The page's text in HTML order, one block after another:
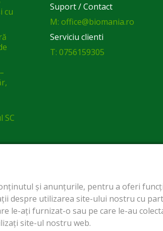
cu
SC
Suport / Contact
M: office@biomania.ro
Serviciu clienti
T: 0756159305
și anunțurile, pentru a oferi
despre utilizarea site-ului nostru cu
le-ați furnizat-o sau pe care le-au
site-ul nostru web.